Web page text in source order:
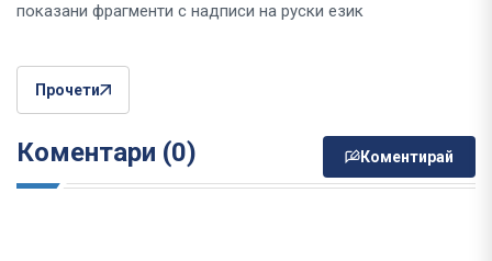
показани фрагменти с надписи на руски език
Прочети
Коментари (0) Коментирай